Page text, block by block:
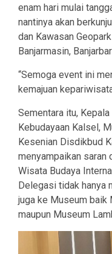
enam hari mulai
nantinya akan
dan Kawasan
Banjarmasin,
“Semoga event ini
kemajuan
Sementara itu,
Kebudayaan Kalsel,
Kesenian Disdikbud
menyampaikan saran
Wisata Budaya
Delegasi tidak hanya
juga ke Museum baik
maupun Museum